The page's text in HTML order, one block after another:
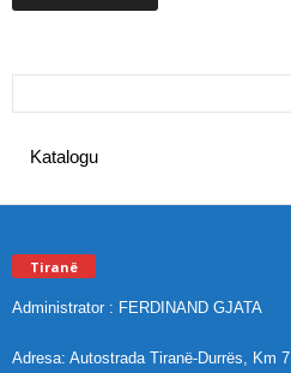
Katalogu
Tiranë
Administrator : FERDINAND GJATA
Adresa: Autostrada Tiranë-Durrës, Km 7